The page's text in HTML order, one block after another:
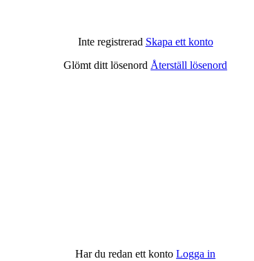
Inte registrerad Skapa ett konto
Glömt ditt lösenord Återställ lösenord
Har du redan ett kontoLogga in